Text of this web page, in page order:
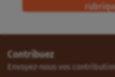
Contribuez
Envoyez-nous vos